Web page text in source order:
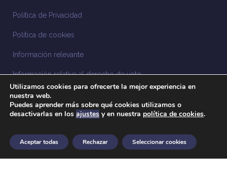
Política de Privacidad
Política de cookies
Información relevante
Información relativa al derecho de voto
Información relacionada con la sostenibilidad
Sistema Interno de Información
Anuncios legales
Utilizamos cookies para ofrecerte la mejor experiencia en
nuestra web.
Puedes aprender más sobre qué cookies utilizamos o
desactivarlas en los ajustes y en nuestra política de cookies.
Aceptar todas Rechazar Seleccionar cookies